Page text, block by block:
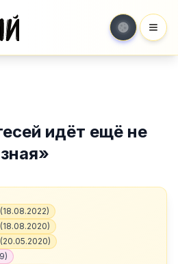
идёт ещё не
зная»
(18.08.2022)
(18.08.2020)
(20.05.2020)
)